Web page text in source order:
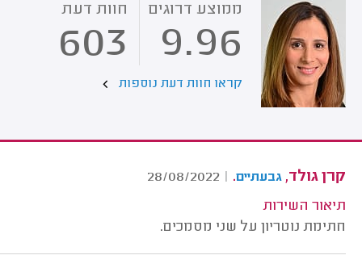
ממוצע דרוגים
9.96
חוות דעת
603
קראו חוות דעת נוספות
קרן גולד, גבעתיים.
|
28/08/2022
תיאור השירות
חתימת נוטריון על שני מסמכים.